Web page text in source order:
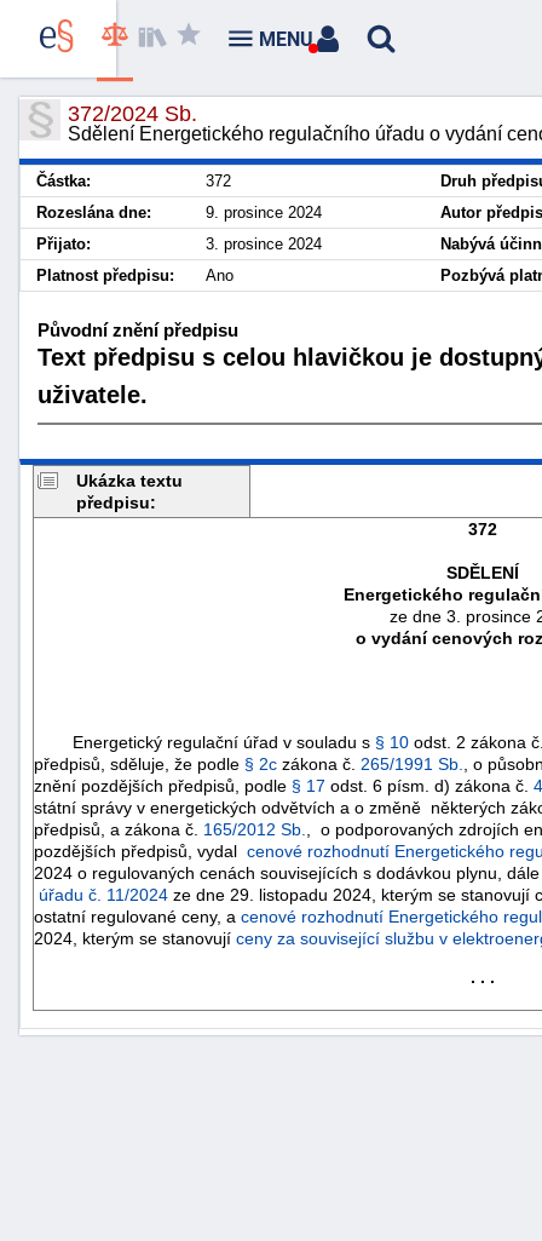
372/2024 Sb.
Sdělení Energetického regulačního úřadu o vydání
Částka: 372
Druh
Rozeslána dne:
9. prosince 2024
Autor
Přijato:
3. prosince 2024
Nabývá
Platnost předpisu:
Ano Pozbývá
Původní znění předpisu
Text předpisu s celou hlavičkou je
uživatele.
Ukázka textu
předpisu:
372
SDĚLENÍ
Energetického
ze dne 3. prosince
o vydání cenových
Energetický regulační úřad v souladu s § 10 odst. 2 zákona
předpisů, sděluje, že podle § 2c zákona č. 265/1991 Sb.
, o
znění pozdějších předpisů, podle § 17 odst. 6 písm. d) zákona č.
státní správy v energetických odvětvích a o změně některých
předpisů, a zákona č. 165/2012 Sb.
, o podporovaných zdrojích
pozdějších předpisů, vydal cenové rozhodnutí Energetického
2024 o regulovaných cenách souvisejících s dodávkou plynu,
úřadu č. 11/2024 ze dne 29. listopadu 2024, kterým se stanovují
ostatní regulované ceny, a cenové rozhodnutí Energetického
2024, kterým se stanovují ceny za související službu v
. . .
MENU
náhrady
škody